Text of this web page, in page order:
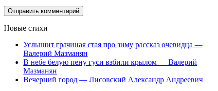
Новые стихи
Услышит грачиная стая про зиму рассказ очевидца —
Валерий Мазманян
В небе белую пену гуси взбили крылом — Валерий
Мазманян
Вечерний город — Лисовский Александр Андреевич